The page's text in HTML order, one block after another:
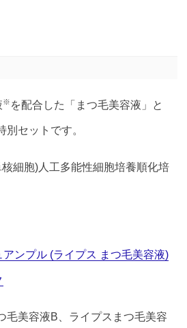
※ を配合した「まつ毛美容液」と
別セットです。
細胞)人工多能性細胞培養順化培
アンプル (ライプス まつ毛美容液)
毛美容液B、ライプスまつ毛美容